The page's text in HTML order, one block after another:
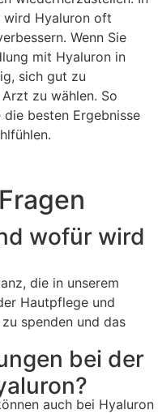
wird Hyaluron oft
Wenn Sie
mit Hyaluron in
sich gut zu
zu wählen. So
die besten Ergebnisse
wofür wird
die in unserem
Hautpflege und
spenden und das
bei der
auch bei Hyaluron